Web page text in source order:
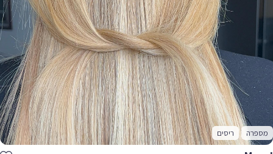
מספרה ריסים